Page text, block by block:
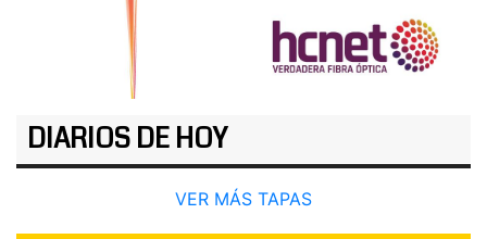
DIARIOS DE HOY
VER MÁS TAPAS